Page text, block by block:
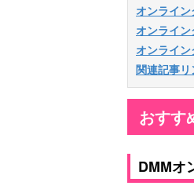
オンライン
オンライン
オンライ
関連記事リ
おすす
DMMオ